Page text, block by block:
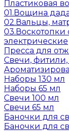
Пластиковая
01.Вощина
02.Вальцы,
03.Воскотопки
электрические
Пресса для
Свечи,
Наборы 130 мл
Наборы 65 мл
Свечи 100 мл
Свечи 65 мл
Баночки для
Баночки для